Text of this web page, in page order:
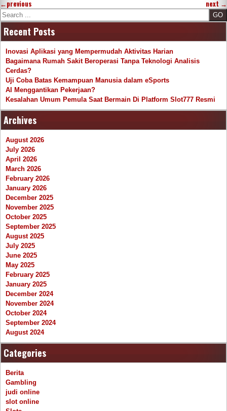
←previous next →
Search
Recent Posts
Inovasi Aplikasi yang Mempermudah Aktivitas Harian
Bagaimana Rumah Sakit Beroperasi Tanpa Teknologi Analisis
Cerdas?
Uji Coba Batas Kemampuan Manusia dalam eSports
AI Menggantikan Pekerjaan?
Kesalahan Umum Pemula Saat Bermain Di Platform Slot777 Resmi
Archives
August 2026
July 2026
April 2026
March 2026
February 2026
January 2026
December 2025
November 2025
October 2025
September 2025
August 2025
July 2025
June 2025
May 2025
February 2025
January 2025
December 2024
November 2024
October 2024
September 2024
August 2024
Categories
Berita
Gambling
judi online
slot online